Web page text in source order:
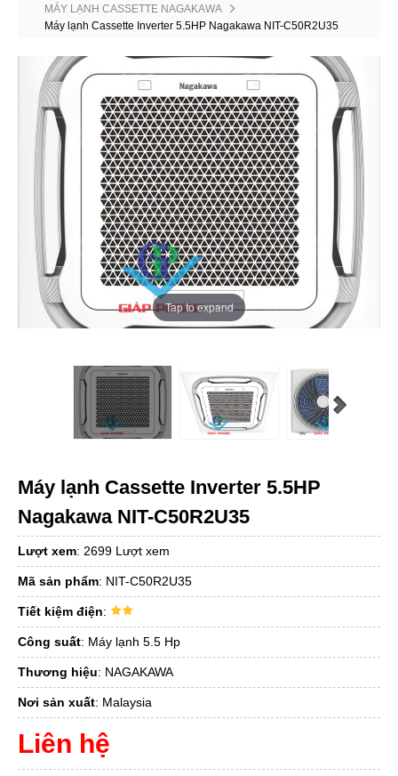
MÁY LẠNH CASSETTE NAGAKAWA
Máy lạnh Cassette Inverter 5.5HP Nagakawa NIT-C50R2U35
Tap to expand
Máy lạnh Cassette Inverter 5.5HP
Nagakawa NIT-C50R2U35
Lượt xem: 2699 Lượt xem
Mã sản phẩm: NIT-C50R2U35
Tiết kiệm điện:
Công suất: Máy lạnh 5.5 Hp
Thương hiệu: NAGAKAWA
Nơi sản xuất: Malaysia
Liên hệ